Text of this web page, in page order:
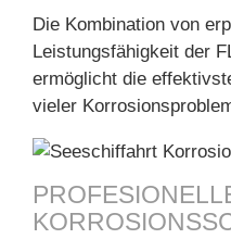
Die Kombination von
Leistungsfähigkeit der
ermöglicht die
vieler